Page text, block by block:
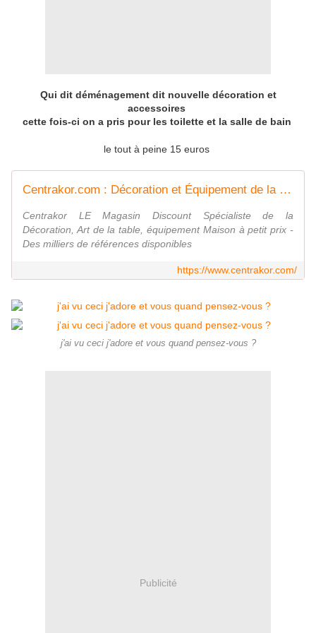
Qui dit déménagement dit nouvelle décoration et
accessoires
cette fois-ci on a pris pour les toilette et la salle de bain
le tout à peine 15 euros
Centrakor.com : Décoration et Équipement de la Maison pas Cher
Centrakor LE Magasin Discount Spécialiste de la
Décoration, Art de la table, équipement Maison à petit prix -
Des milliers de références disponibles
https://www.centrakor.com/
j'ai vu ceci j'adore et vous quand pensez-vous ?
Publicité